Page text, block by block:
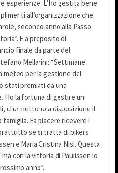
esperienze. L’ho gestita bene
all’organizzazione che
secondo anno alla Passo
E a proposito di
finale da parte del
Mellarini: “Settimane
meteo per la gestione del
stati premiati da una
Ho la fortuna di gestire un
che mettono a disposizione il
Fa piacere ricevere i
se si tratta di bikers
e Maria Cristina Nisi. Questa
con la vittoria di Paulissen lo
anno”.